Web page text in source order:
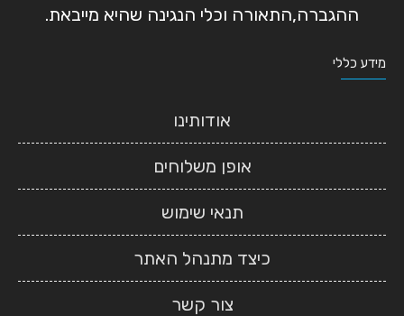
ההגברה,התאורה וכלי הנגינה שהיא מייבאת.
מידע כללי
אודותינו
אופן משלוחים
תנאי שימוש
כיצד מתנהל האתר
צור קשר